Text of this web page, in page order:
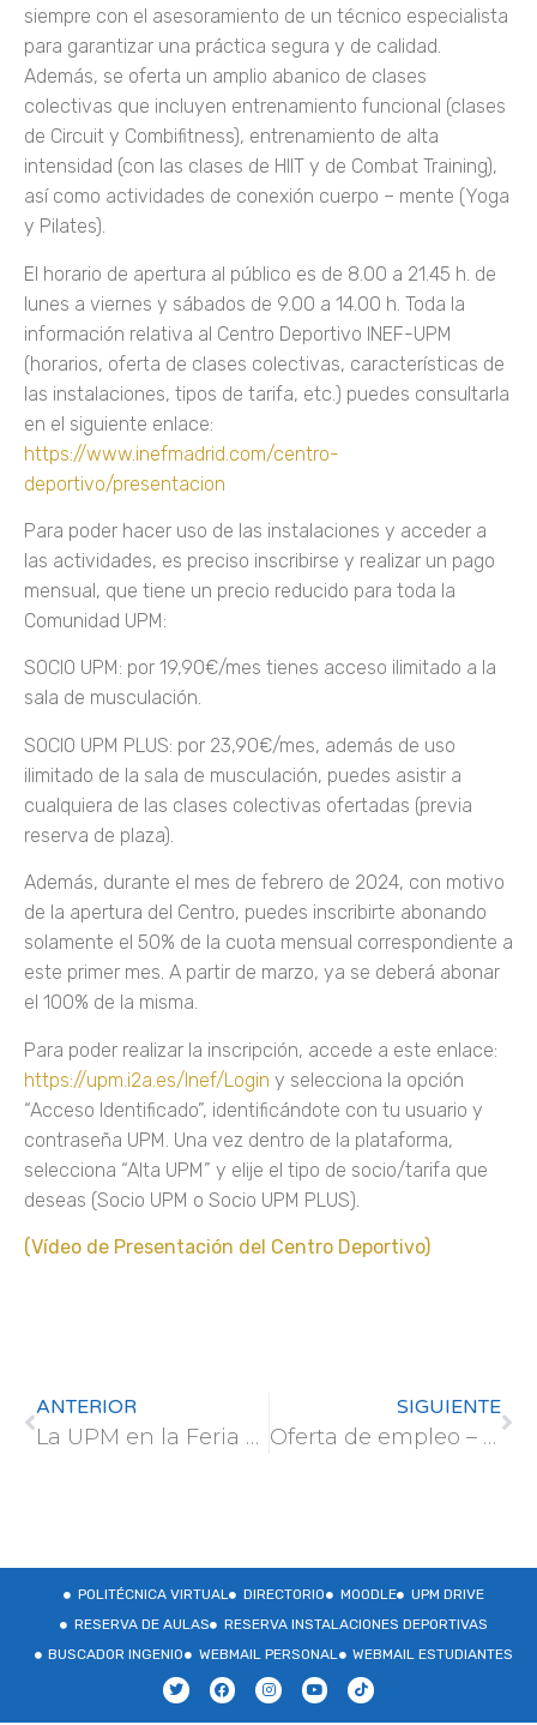
siempre con el asesoramiento de un técnico especialista
para garantizar una práctica segura y de calidad.
Además, se oferta un amplio abanico de clases
colectivas que incluyen entrenamiento funcional (clases
de Circuit y Combifitness), entrenamiento de alta
intensidad (con las clases de HIIT y de Combat Training),
así como actividades de conexión cuerpo – mente (Yoga
y Pilates).
El horario de apertura al público es de 8.00 a 21.45 h. de
lunes a viernes y sábados de 9.00 a 14.00 h. Toda la
información relativa al Centro Deportivo INEF-UPM
(horarios, oferta de clases colectivas, características de
las instalaciones, tipos de tarifa, etc.) puedes consultarla
en el siguiente enlace:
https://www.inefmadrid.com/centro-
deportivo/presentacion
Para poder hacer uso de las instalaciones y acceder a
las actividades, es preciso inscribirse y realizar un pago
mensual, que tiene un precio reducido para toda la
Comunidad UPM:
SOCIO UPM: por 19,90€/mes tienes acceso ilimitado a la
sala de musculación.
SOCIO UPM PLUS: por 23,90€/mes, además de uso
ilimitado de la sala de musculación, puedes asistir a
cualquiera de las clases colectivas ofertadas (previa
reserva de plaza).
Además, durante el mes de febrero de 2024, con motivo
de la apertura del Centro, puedes inscribirte abonando
solamente el 50% de la cuota mensual correspondiente a
este primer mes. A partir de marzo, ya se deberá abonar
el 100% de la misma.
Para poder realizar la inscripción, accede a este enlace:
https://upm.i2a.es/Inef/Login y selecciona la opción
“Acceso Identificado”, identificándote con tu usuario y
contraseña UPM. Una vez dentro de la plataforma,
selecciona “Alta UPM” y elije el tipo de socio/tarifa que
deseas (Socio UPM o Socio UPM PLUS).
(Vídeo de Presentación del Centro Deportivo)
ANTERIOR
La UPM en la Feria Madrid es Ciencia 2024
SIGUIENTE
Oferta de empleo – Grupo TRAGSA
POLITÉCNICA VIRTUAL DIRECTORIO MOODLE
UPM DRIVE
RESERVA DE AULAS
RESERVA INSTALACIONES DEPORTIVAS
BUSCADOR INGENIO
WEBMAIL PERSONAL WEBMAIL ESTUDIANTES